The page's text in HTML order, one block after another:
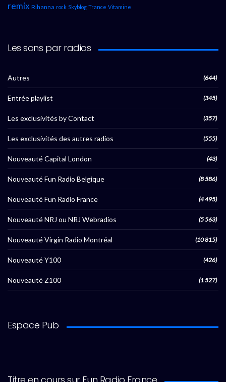
remix Rihanna rock Skyblog Trance Vitamine
Les sons par radios
Autres (644)
Entrée playlist (345)
Les exclusivités by Contact (357)
Les exclusivités des autres radios (555)
Nouveauté Capital London (43)
Nouveauté Fun Radio Belgique (8 586)
Nouveauté Fun Radio France (4 495)
Nouveauté NRJ ou NRJ Webradios (5 563)
Nouveauté Virgin Radio Montréal (10 815)
Nouveauté Y100 (426)
Nouveauté Z100 (1 527)
Espace Pub